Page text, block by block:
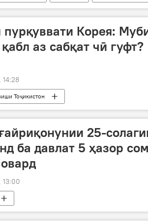
пурқуввати Корея:
аз сабқат чӣ гуфт?
14:28
Тоҷикистон
25-
ба давлат 5 ҳазор
13:00